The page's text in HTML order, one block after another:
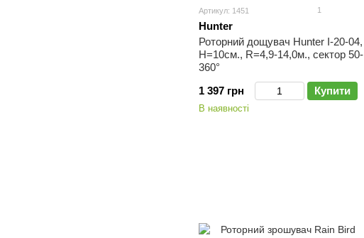
Артикул: 1451 1
Hunter
Роторний дощувач Hunter I-20-04,
H=10см., R=4,9-14,0м., сектор 50-
360°
1 397 грн
Купити
В наявності